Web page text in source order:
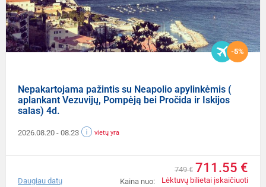
-5%
Nepakartojama pažintis su Neapolio apylinkėmis (
aplankant Vezuvijų, Pompėją bei Pročida ir Iskijos
salas) 4d.
2026.08.20 - 08.23 vietų yra
Kaina nuo:
749 € 711.55 €
Lėktuvų bilietai įskaičiuoti
Daugiau datų